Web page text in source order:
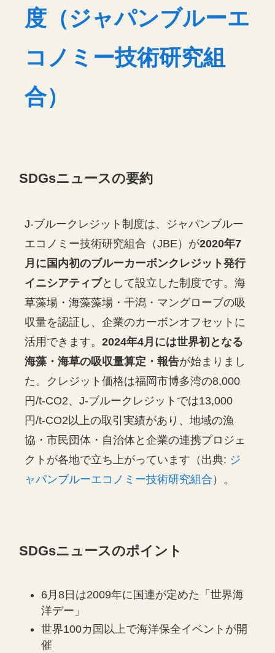
度（ジャパンブルーエ
コノミー技術研究組
合）
SDGsニュースの要約
J-ブルークレジット制度は、ジャパンブルー
エコノミー技術研究組合（JBE）が2020年7
月に国内初のブルーカーボンクレジット発行
イニシアティブとして設立した制度です。海
草藻場・海藻藻場・干潟・マングローブの吸
収量を認証し、企業のカーボンオフセットに
活用できます。2024年4月には世界初となる
海藻・海草の吸収量算定・報告が始まりまし
た。クレジット価格は福岡市博多湾の8,000
円/t-CO2、J-ブルークレジットでは13,000
円/t-CO2以上の取引実績があり、地域の漁
協・市民団体・自治体と企業の連携プロジェ
クトが各地で立ち上がっています（出典: ジ
ャパンブルーエコノミー技術研究組合 ）。
SDGsニュースのポイント
6月8日は2009年に国連が定めた「世界海
洋デー」
世界100カ国以上で海洋保全イベントが開
催